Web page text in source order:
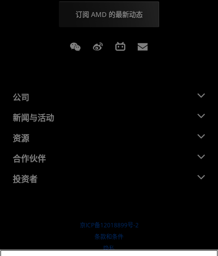
订阅 AMD 的最新动态
Weixin Weibo Bilibili
公司
关于 AMD
企业责任
就业机会
联系我们
新闻与活动
新闻中心
媒体库
资源
开发中心
成功案例
合作伙伴
AMD 合作伙伴中心
投资者
京ICP备12018899号-2
​条款和条件
隐私